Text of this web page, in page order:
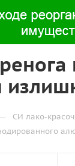
— СИ лако-